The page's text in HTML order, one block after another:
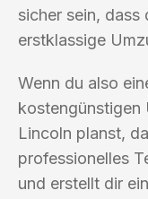
sicher sein, dass
erstklassige
Wenn du also
kostengünstigen
Lincoln planst,
professionelles
und erstellt dir